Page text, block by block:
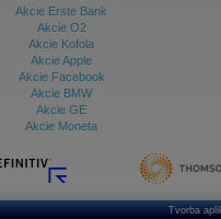
Akcie Erste Bank
Akcie O2
Akcie Kofola
Akcie Apple
Akcie Facebook
Akcie BMW
Akcie GE
Akcie Moneta
Tvorba